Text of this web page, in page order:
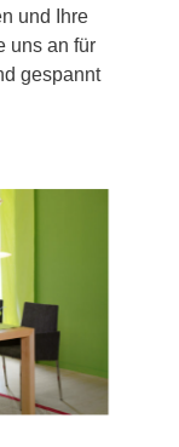
und Ihre
uns an für
gespannt